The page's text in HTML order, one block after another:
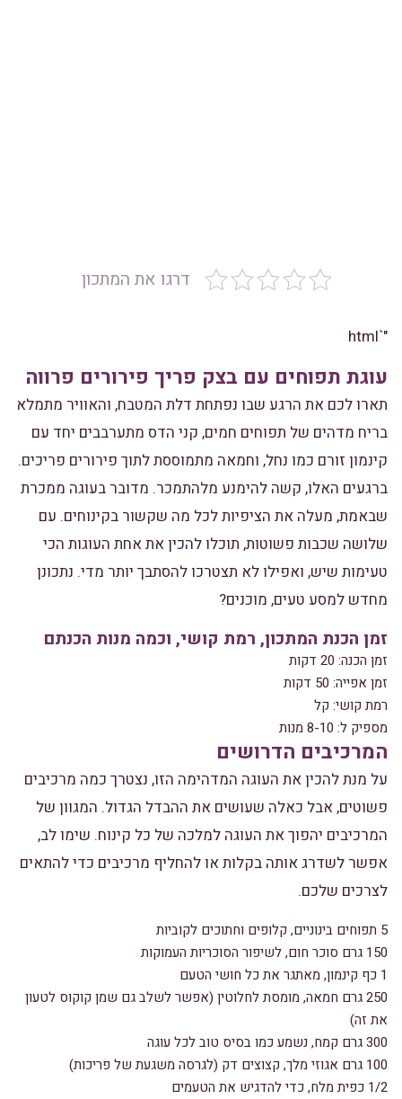
דרגו את המתכון
"`html
עוגת תפוחים עם בצק פריך פירורים פרווה
תארו לכם את הרגע שבו נפתחת דלת המטבח, והאוויר מתמלא
בריח מדהים של תפוחים חמים, קני הדס מתערבבים יחד עם
קינמון זורם כמו נחל, וחמאה מתמוססת לתוך פירורים פריכים.
ברגעים האלו, קשה להימנע מלהתמכר. מדובר בעוגה ממכרת
שבאמת, מעלה את הציפיות לכל מה שקשור בקינוחים. עם
שלושה שכבות פשוטות, תוכלו להכין את אחת העוגות הכי
טעימות שיש, ואפילו לא תצטרכו להסתבך יותר מדי. נתכונן
מחדש למסע טעים, מוכנים?
זמן הכנת המתכון, רמת קושי, וכמה מנות הכנתם
זמן הכנה: 20 דקות
זמן אפייה: 50 דקות
רמת קושי: קל
מספיק ל: 8-10 מנות
המרכיבים הדרושים
על מנת להכין את העוגה המדהימה הזו, נצטרך כמה מרכיבים
פשוטים, אבל כאלה שעושים את ההבדל הגדול. המגוון של
המרכיבים יהפוך את העוגה למלכה של כל קינוח. שימו לב,
אפשר לשדרג אותה בקלות או להחליף מרכיבים כדי להתאים
לצרכים שלכם.
5 תפוחים בינוניים, קלופים וחתוכים לקוביות
150 גרם סוכר חום, לשיפור הסוכריות העמוקות
1 כף קינמון, מאתגר את כל חושי הטעם
250 גרם חמאה, מומסת לחלוטין (אפשר לשלב גם שמן קוקוס לטעון
את זה)
300 גרם קמח, נשמע כמו בסיס טוב לכל עוגה
100 גרם אגוזי מלך, קצוצים דק (לגרסה משגעת של פריכות)
1/2 כפית מלח, כדי להדגיש את הטעמים